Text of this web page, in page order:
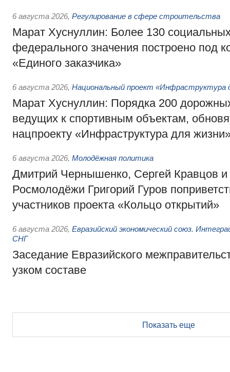
6 августа 2026, Регулирование в сфере строительства
Марат Хуснуллин: Более 130
федерального значения построено под
«Единого заказчика»
6 августа 2026, Национальный проект «Инфраструктура
Марат Хуснуллин: Порядка 200
ведущих к спортивным объектам,
нацпроекту «Инфраструктура для
6 августа 2026, Молодёжная политика
Дмитрий Чернышенко, Сергей Кравцов и
Росмолодёжи Григорий Гуров
участников проекта «Кольцо открытий»
6 августа 2026, Евразийский экономический союз.
СНГ
Заседание Евразийского
узком составе
Показать еще